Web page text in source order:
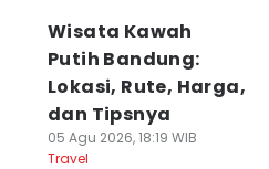
Wisata Kawah
Putih Bandung:
Lokasi, Rute, Harga,
dan Tipsnya
05 Agu 2026, 18:19 WIB
Travel